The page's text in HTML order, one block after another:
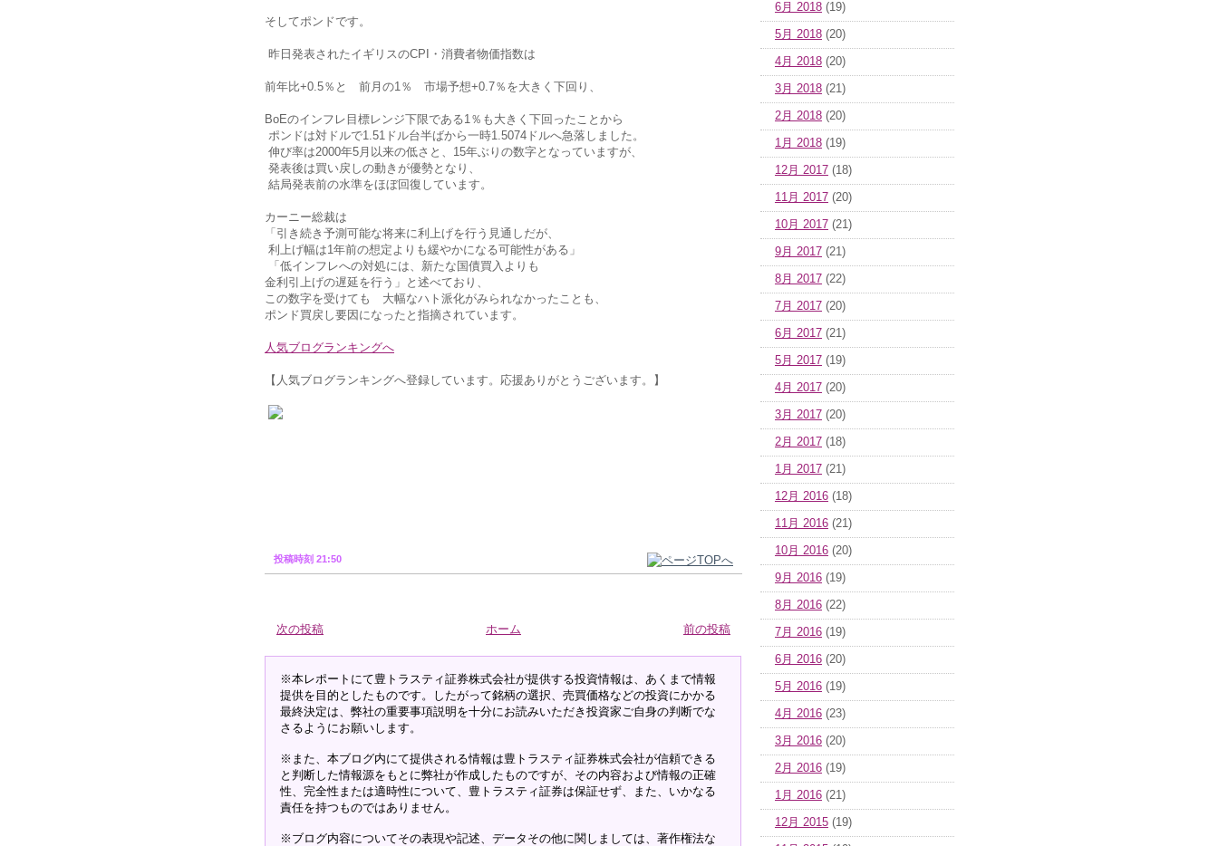
そしてポンドです。
昨日発表されたイギリスのCPI・消費者物価指数は
前年比+0.5％と 前月の1％ 市場予想+0.7％を大きく下回り、
BoEのインフレ目標レンジ下限である1％も大きく下回ったことから
ポンドは対ドルで1.51ドル台半ばから一時1.5074ドルへ急落しました。
伸び率は2000年5月以来の低さと、15年ぶりの数字となっていますが、
発表後は買い戻しの動きが優勢となり、
結局発表前の水準をほぼ回復しています。
カーニー総裁は
「引き続き予測可能な将来に利上げを行う見通しだが、
利上げ幅は1年前の想定よりも緩やかになる可能性がある」
「低インフレへの対処には、新たな国債買入よりも
金利引上げの遅延を行う」と述べており、
この数字を受けても 大幅なハト派化がみられなかったことも、
ポンド買戻し要因になったと指摘されています。
人気ブログランキングへ
【人気ブログランキングへ登録しています。応援ありがとうございます。】
投稿時刻 21:50
次の投稿 前の投稿
ホーム
※本レポートにて豊トラスティ証券株式会社が提供する投資情報は、あくまで情報
提供を目的としたものです。したがって銘柄の選択、売買価格などの投資にかかる
最終決定は、弊社の重要事項説明を十分にお読みいただき投資家ご自身の判断でな
さるようにお願いします。
※また、本ブログ内にて提供される情報は豊トラスティ証券株式会社が信頼できる
と判断した情報源をもとに弊社が作成したものですが、その内容および情報の正確
性、完全性または適時性について、豊トラスティ証券は保証せず、また、いかなる
責任を持つものではありません。
※ブログ内容についてその表現や記述、データその他に関しましては、著作権法な
6月 2018 (19)
5月 2018 (20)
4月 2018 (20)
3月 2018 (21)
2月 2018 (20)
1月 2018 (19)
12月 2017 (18)
11月 2017 (20)
10月 2017 (21)
9月 2017 (21)
8月 2017 (22)
7月 2017 (20)
6月 2017 (21)
5月 2017 (19)
4月 2017 (20)
3月 2017 (20)
2月 2017 (18)
1月 2017 (21)
12月 2016 (18)
11月 2016 (21)
10月 2016 (20)
9月 2016 (19)
8月 2016 (22)
7月 2016 (19)
6月 2016 (20)
5月 2016 (19)
4月 2016 (23)
3月 2016 (20)
2月 2016 (19)
1月 2016 (21)
12月 2015 (19)